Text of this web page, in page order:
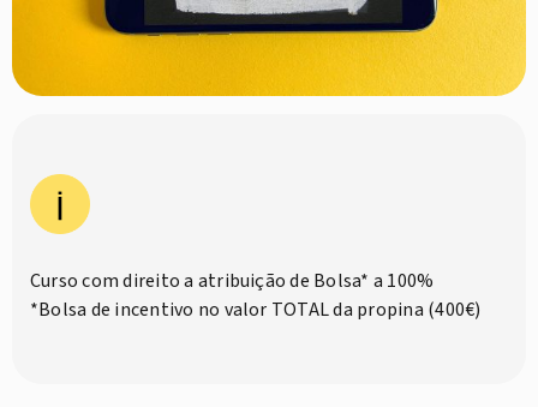
Curso com direito a atribuição de Bolsa* a 100%
*Bolsa de incentivo no valor TOTAL da propina (400€)